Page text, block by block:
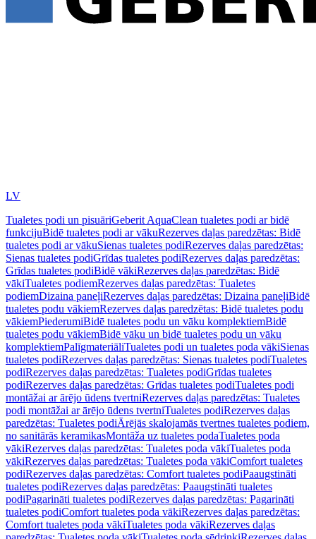
LV
Tualetes podi un pisuāriGeberit AquaClean tualetes podi ar bidē
funkcijuBidē tualetes podi ar vākuRezerves daļas paredzētas: Bidē
tualetes podi ar vākuSienas tualetes podiRezerves daļas paredzētas:
Sienas tualetes podiGrīdas tualetes podiRezerves daļas paredzētas:
Grīdas tualetes podiBidē vākiRezerves daļas paredzētas: Bidē
vākiTualetes podiemRezerves daļas paredzētas: Tualetes
podiemDizaina paneļiRezerves daļas paredzētas: Dizaina paneļiBidē
tualetes podu vākiemRezerves daļas paredzētas: Bidē tualetes podu
vākiemPiederumiBidē tualetes podu un vāku komplektiemBidē
tualetes podu vākiemBidē vāku un bidē tualetes podu un vāku
komplektiemPalīgmateriāliTualetes podi un tualetes poda vākiSienas
tualetes podiRezerves daļas paredzētas: Sienas tualetes podiTualetes
podiRezerves daļas paredzētas: Tualetes podiGrīdas tualetes
podiRezerves daļas paredzētas: Grīdas tualetes podiTualetes podi
montāžai ar ārējo ūdens tvertniRezerves daļas paredzētas: Tualetes
podi montāžai ar ārējo ūdens tvertniTualetes podiRezerves daļas
paredzētas: Tualetes podiĀrējās skalojamās tvertnes tualetes podiem,
no sanitārās keramikasMontāža uz tualetes podaTualetes poda
vākiRezerves daļas paredzētas: Tualetes poda vākiTualetes poda
vākiRezerves daļas paredzētas: Tualetes poda vākiComfort tualetes
podiRezerves daļas paredzētas: Comfort tualetes podiPaaugstināti
tualetes podiRezerves daļas paredzētas: Paaugstināti tualetes
podiPagarināti tualetes podiRezerves daļas paredzētas: Pagarināti
tualetes podiComfort tualetes poda vākiRezerves daļas paredzētas:
Comfort tualetes poda vākiTualetes poda vākiRezerves daļas